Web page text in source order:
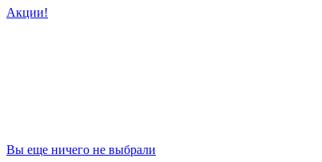
Акции!
Вы еще ничего не выбрали